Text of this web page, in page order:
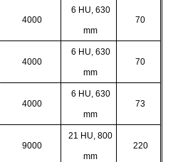
4000
6 HU, 630
mm
70
4000
6 HU, 630
mm
70
4000
6 HU, 630
mm
73
9000
21 HU, 800
mm
220